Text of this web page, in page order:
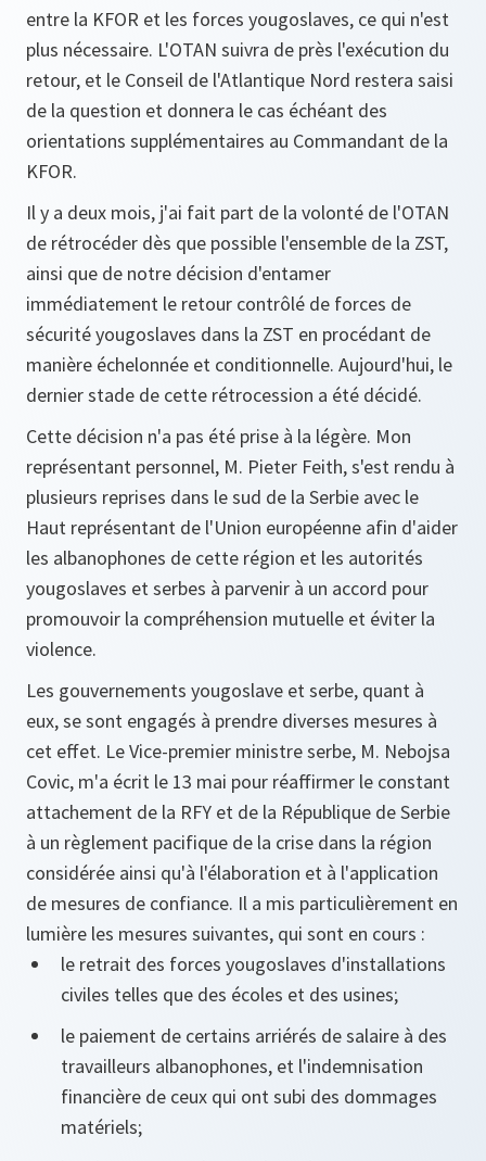
entre la KFOR et les forces yougoslaves, ce qui n'est
plus nécessaire. L'OTAN suivra de près l'exécution du
retour, et le Conseil de l'Atlantique Nord restera saisi
de la question et donnera le cas échéant des
orientations supplémentaires au Commandant de la
KFOR.
Il y a deux mois, j'ai fait part de la volonté de l'OTAN
de rétrocéder dès que possible l'ensemble de la ZST,
ainsi que de notre décision d'entamer
immédiatement le retour contrôlé de forces de
sécurité yougoslaves dans la ZST en procédant de
manière échelonnée et conditionnelle. Aujourd'hui, le
dernier stade de cette rétrocession a été décidé.
Cette décision n'a pas été prise à la légère. Mon
représentant personnel, M. Pieter Feith, s'est rendu à
plusieurs reprises dans le sud de la Serbie avec le
Haut représentant de l'Union européenne afin d'aider
les albanophones de cette région et les autorités
yougoslaves et serbes à parvenir à un accord pour
promouvoir la compréhension mutuelle et éviter la
violence.
Les gouvernements yougoslave et serbe, quant à
eux, se sont engagés à prendre diverses mesures à
cet effet. Le Vice-premier ministre serbe, M. Nebojsa
Covic, m'a écrit le 13 mai pour réaffirmer le constant
attachement de la RFY et de la République de Serbie
à un règlement pacifique de la crise dans la région
considérée ainsi qu'à l'élaboration et à l'application
de mesures de confiance. Il a mis particulièrement en
lumière les mesures suivantes, qui sont en cours :
le retrait des forces yougoslaves d'installations
civiles telles que des écoles et des usines;
le paiement de certains arriérés de salaire à des
travailleurs albanophones, et l'indemnisation
financière de ceux qui ont subi des dommages
matériels;